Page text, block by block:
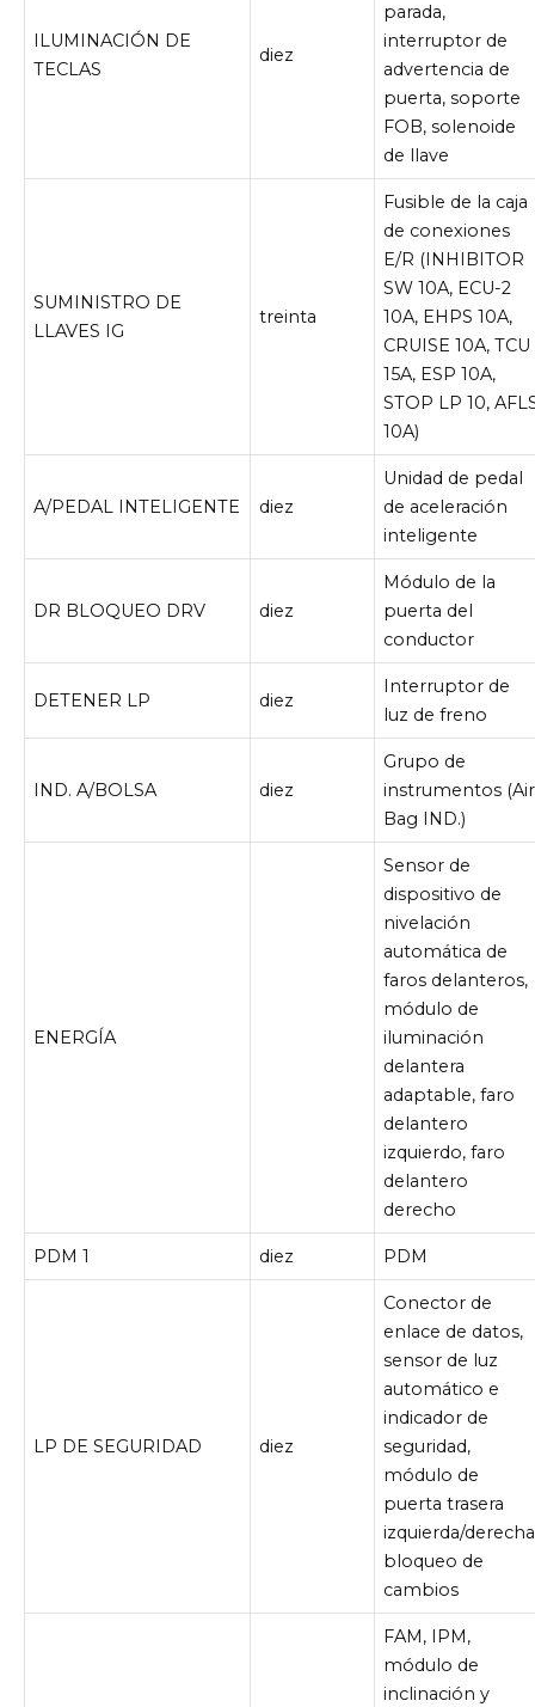
ILUMINACIÓN DE
TECLAS
diez
parada,
interruptor de
advertencia de
puerta, soporte
FOB, solenoide
de llave
SUMINISTRO DE
LLAVES IG
treinta
Fusible de la caja
de conexiones
E/R (INHIBITOR
SW 10A, ECU-2
10A, EHPS 10A,
CRUISE 10A, TCU
15A, ESP 10A,
STOP LP 10,
10A)
A/PEDAL INTELIGENTE diez
Unidad de pedal
de aceleración
inteligente
DR BLOQUEO DRV diez
Módulo de la
puerta del
conductor
DETENER LP diez
Interruptor de
luz de freno
IND. A/BOLSA diez
Grupo de
instrumentos (Air
Bag IND.)
ENERGÍA
Sensor de
dispositivo de
nivelación
automática de
faros delanteros,
módulo de
iluminación
delantera
adaptable, faro
delantero
izquierdo, faro
delantero
derecho
PDM 1 diez PDM
LP DE SEGURIDAD diez
Conector de
enlace de datos,
sensor de luz
automático e
indicador de
seguridad,
módulo de
puerta trasera
izquierda/
bloqueo de
cambios
FAM, IPM,
módulo de
inclinación y